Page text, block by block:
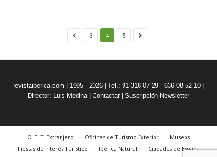
3 4 5
revistaiberica.com | 1995 - 2026 | Tel.: 91 318 07 29 - 636 08 52 10 |
Director: Luis Medina | Contactar | Suscripción Newsletter
O. E. T. Extranjero Oficinas de Turismo Exterior
Museos
Fiestas de Interés Turístico
Ibérica Natural
Ciudades de España